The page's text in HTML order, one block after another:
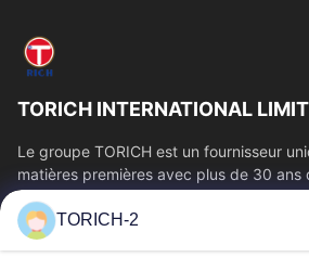
TORICH INTERNATIONAL
Le groupe TORICH est un fournisseur
matières premières avec plus de 30 ans
production, la R&D, le...
Liens Rapides
TORICH-2